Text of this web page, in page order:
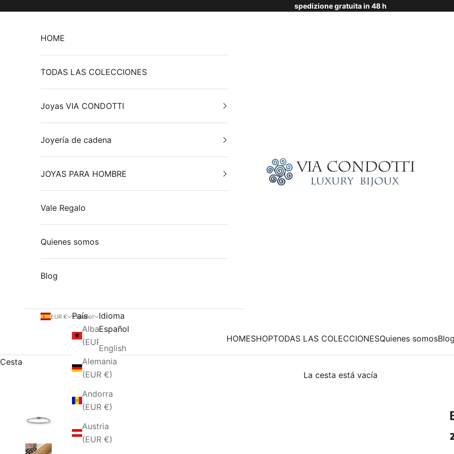
spedizione gratuita in 48 h
Via Condotti Store
HOMESHOPTODAS LAS COLECCIONESQuienes somosBlog
HOME
TODAS LAS COLECCIONES
Joyas VIA CONDOTTI
Joyería de cadena
JOYAS PARA HOMBRE
Vale Regalo
Quienes somos
Blog
EUR €
País
Albania
Alemania
(EUR €)
Andorra
(EUR €)
Austria
(EUR €)
Español
Idioma
Español
English
Cesta
La cesta está vacía